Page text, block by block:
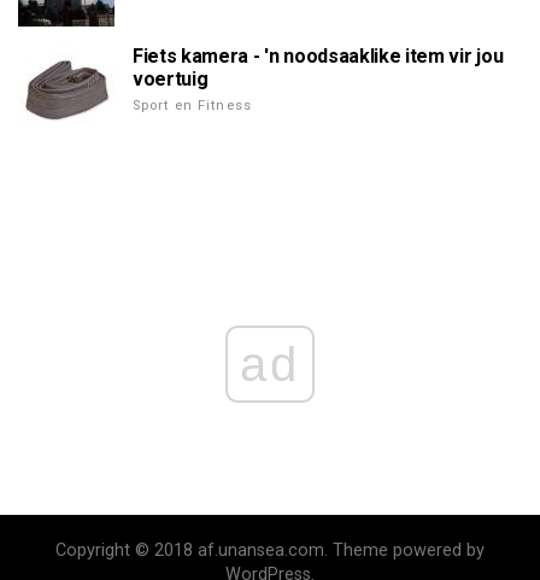
Fiets kamera - 'n noodsaaklike item vir jou
voertuig
Sport en Fitness
ad
Copyright © 2018 af.unansea.com. Theme powered by
WordPress.